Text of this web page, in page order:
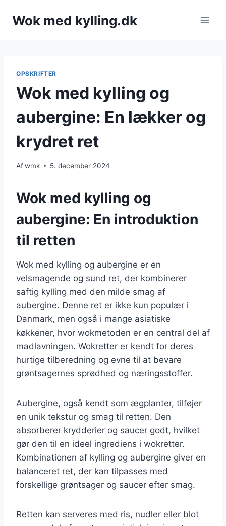
Wok med kylling.dk
OPSKRIFTER
Wok med kylling og
aubergine: En lækker og
krydret ret
Afwmk 5. december 2024
Wok med kylling og
aubergine: En introduktion
til retten
Wok med kylling og aubergine er en
velsmagende og sund ret, der kombinerer
saftig kylling med den milde smag af
aubergine. Denne ret er ikke kun populær i
Danmark, men også i mange asiatiske
køkkener, hvor wokmetoden er en central del af
madlavningen. Wokretter er kendt for deres
hurtige tilberedning og evne til at bevare
grøntsagernes sprødhed og næringsstoffer.
Aubergine, også kendt som ægplanter, tilføjer
en unik tekstur og smag til retten. Den
absorberer krydderier og saucer godt, hvilket
gør den til en ideel ingrediens i wokretter.
Kombinationen af kylling og aubergine giver en
balanceret ret, der kan tilpasses med
forskellige grøntsager og saucer efter smag.
Retten kan serveres med ris, nudler eller blot